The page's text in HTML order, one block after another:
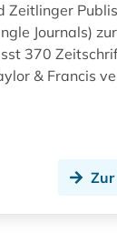
materialwissenschaft (1)
meereskunde (2)
Zeitlinger
Journals)
370
& Francis